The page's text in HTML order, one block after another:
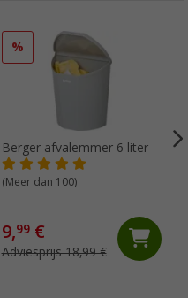
%
Berger afvalemmer 6 liter
(Meer dan 100)
9,99€
Adviesprijs 18,99 €